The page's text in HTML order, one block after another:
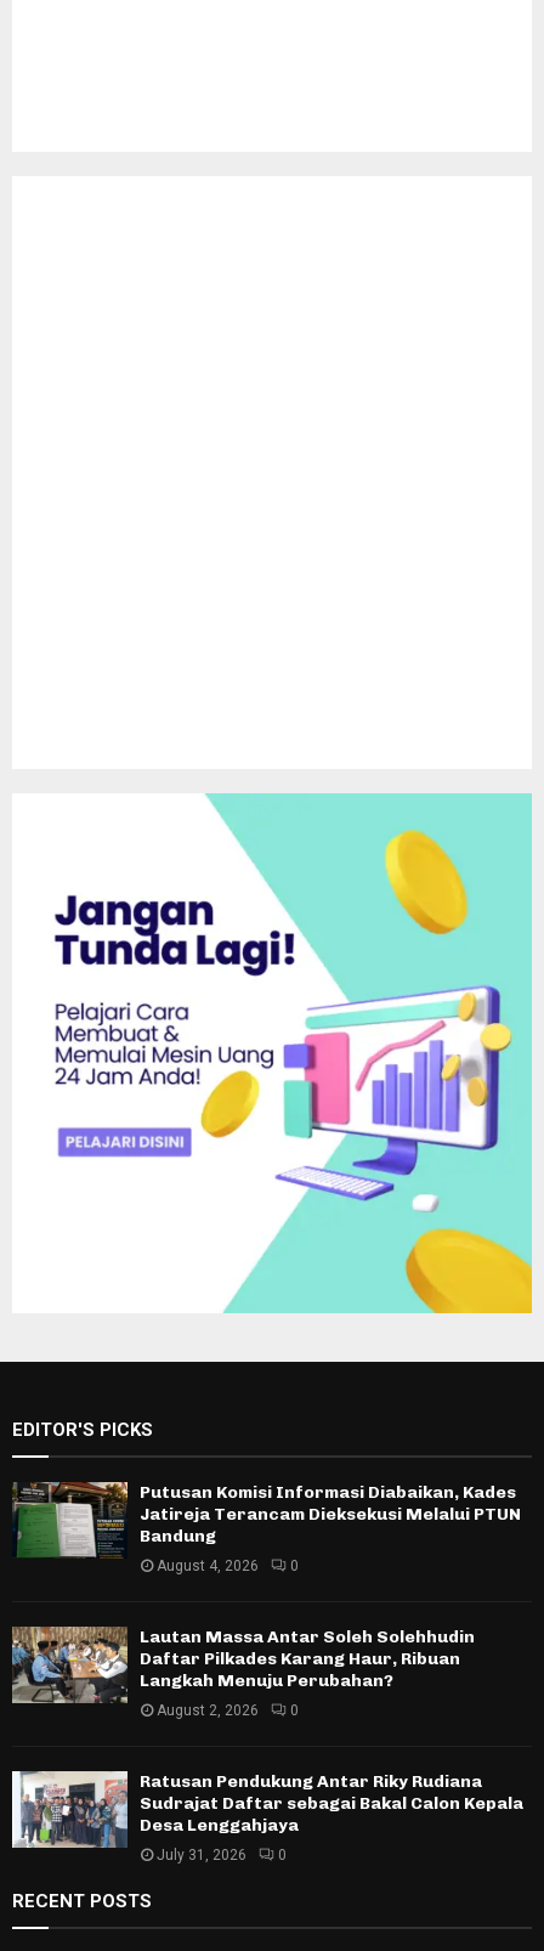
EDITOR'S PICKS
Putusan Komisi Informasi Diabaikan, Kades
Jatireja Terancam Dieksekusi Melalui PTUN
Bandung
August 4, 2026 0
Lautan Massa Antar Soleh Solehhudin
Daftar Pilkades Karang Haur, Ribuan
Langkah Menuju Perubahan?
August 2, 2026 0
Ratusan Pendukung Antar Riky Rudiana
Sudrajat Daftar sebagai Bakal Calon Kepala
Desa Lenggahjaya
July 31, 2026 0
RECENT POSTS